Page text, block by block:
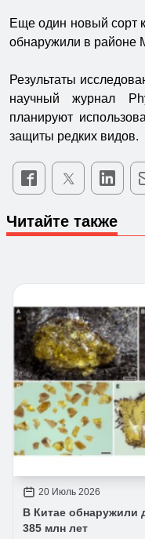
Еще один новый сорт
обнаружили в районе
Результаты
научный журнал
планируют
защиты редких видов.
Читайте также
20 Июль 2026
В Китае обнаружили
385 млн лет